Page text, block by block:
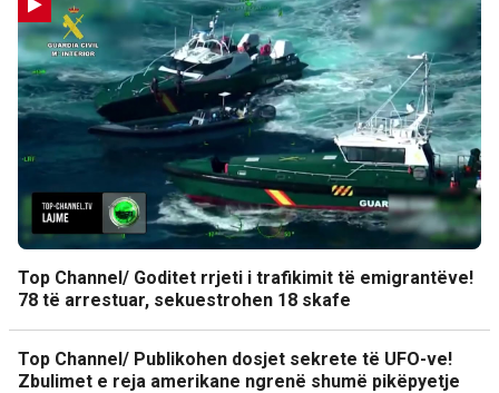
Top Channel/ Goditet rrjeti i trafikimit të emigrantëve!
78 të arrestuar, sekuestrohen 18 skafe
Top Channel/ Publikohen dosjet sekrete të UFO-ve!
Zbulimet e reja amerikane ngrenë shumë pikëpyetje